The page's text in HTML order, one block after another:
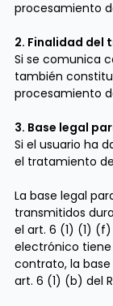
procesamiento
2. Finalidad
Si se comunica
también
procesamiento
3. Base legal
Si el usuario ha
el tratamiento de
La base legal
transmitidos
el art. 6 (1) (1)
electrónico
contrato, la
art. 6 (1) (b) del